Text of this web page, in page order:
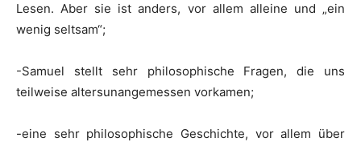
Lesen. Aber sie ist anders, vor allem alleine und „ein
wenig seltsam“;
-Samuel stellt sehr philosophische Fragen, die uns
teilweise altersunangemessen vorkamen;
-eine sehr philosophische Geschichte, vor allem über